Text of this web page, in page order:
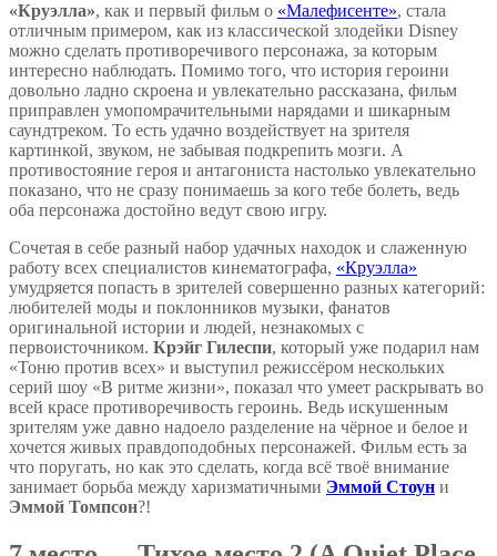
«Круэлла», как и первый фильм о «Малефисенте», стала
отличным примером, как из классической злодейки Disney
можно сделать противоречивого персонажа, за которым
интересно наблюдать. Помимо того, что история героини
довольно ладно скроена и увлекательно рассказана, фильм
приправлен умопомрачительными нарядами и шикарным
саундтреком. То есть удачно воздействует на зрителя
картинкой, звуком, не забывая подкрепить мозги. А
противостояние героя и антагониста настолько увлекательно
показано, что не сразу понимаешь за кого тебе болеть, ведь
оба персонажа достойно ведут свою игру.
Сочетая в себе разный набор удачных находок и слаженную
работу всех специалистов кинематографа, «Круэлла»
умудряется попасть в зрителей совершенно разных категорий:
любителей моды и поклонников музыки, фанатов
оригинальной истории и людей, незнакомых с
первоисточником. Крэйг Гилеспи, который уже подарил нам
«Тоню против всех» и выступил режиссёром нескольких
серий шоу «В ритме жизни», показал что умеет раскрывать во
всей красе противоречивость героинь. Ведь искушенным
зрителям уже давно надоело разделение на чёрное и белое и
хочется живых правдоподобных персонажей. Фильм есть за
что поругать, но как это сделать, когда всё твоё внимание
занимает борьба между харизматичными Эммой Стоун и
Эммой Томпсон?!